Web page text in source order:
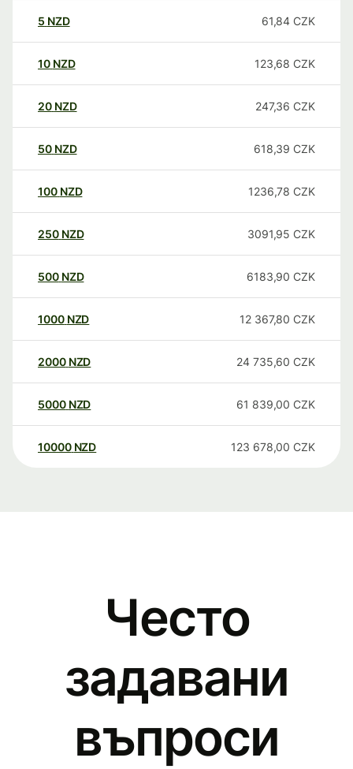
5 NZD 61,84 CZK
10 NZD 123,68 CZK
20 NZD 247,36 CZK
50 NZD 618,39 CZK
100 NZD 1236,78 CZK
250 NZD 3091,95 CZK
500 NZD 6183,90 CZK
1000 NZD 12 367,80 CZK
2000 NZD 24 735,60 CZK
5000 NZD 61 839,00 CZK
10000 NZD 123 678,00 CZK
Често
задавани
въпроси